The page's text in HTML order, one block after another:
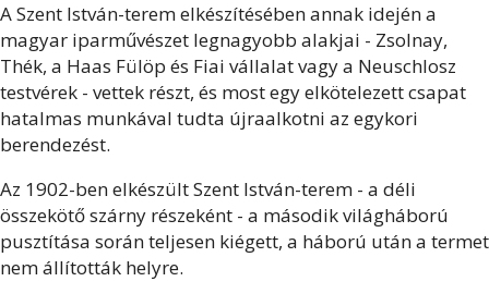
A Szent István-terem elkészítésében annak idején a
magyar iparművészet legnagyobb alakjai - Zsolnay,
Thék, a Haas Fülöp és Fiai vállalat vagy a Neuschlosz
testvérek - vettek részt, és most egy elkötelezett csapat
hatalmas munkával tudta újraalkotni az egykori
berendezést.
Az 1902-ben elkészült Szent István-terem - a déli
összekötő szárny részeként - a második világháború
pusztítása során teljesen kiégett, a háború után a termet
nem állították helyre.